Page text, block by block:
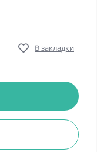
В закладки